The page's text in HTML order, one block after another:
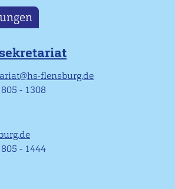
flensburg.de
- 1308
- 1444